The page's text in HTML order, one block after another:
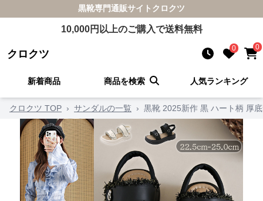
黒靴専門通販サイト クロクツ
10,000円以上のご購入で送料無料
クロクツ 0 0
新着商品 商品を検索 人気ランキング
クロクツ TOP › サンダルの一覧 › 黒靴 2025新作 黒 ハート柄 厚